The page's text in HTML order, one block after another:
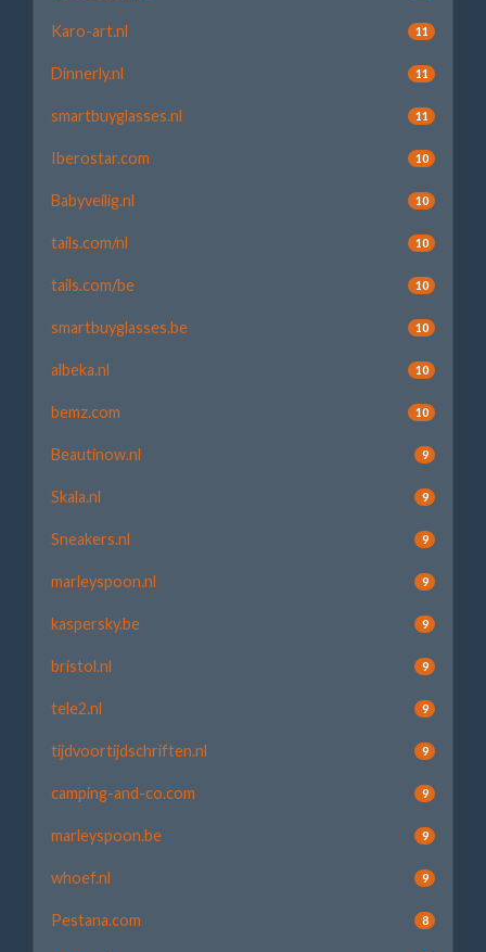
Karo-art.nl 11
Dinnerly.nl 11
smartbuyglasses.nl 11
Iberostar.com 10
Babyveilig.nl 10
tails.com/nl 10
tails.com/be 10
smartbuyglasses.be 10
albeka.nl 10
bemz.com 10
Beautinow.nl 9
Skala.nl 9
Sneakers.nl 9
marleyspoon.nl 9
kaspersky.be 9
bristol.nl 9
tele2.nl 9
tijdvoortijdschriften.nl 9
camping-and-co.com 9
marleyspoon.be 9
whoef.nl 9
Pestana.com 8